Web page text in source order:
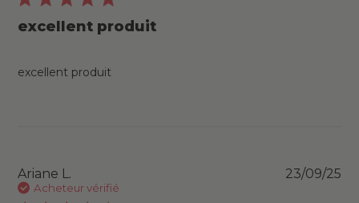
excellent produit
excellent produit
Ariane L.
Acheteur vérifié
23/09/25